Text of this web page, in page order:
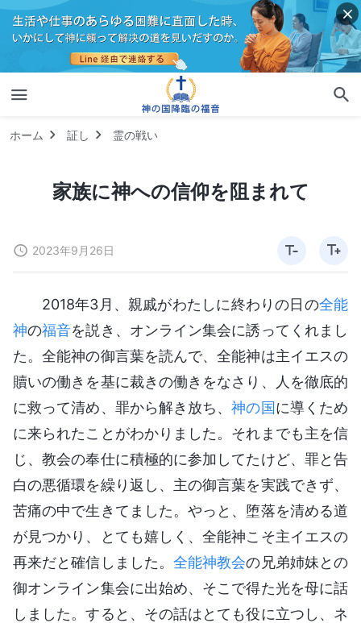
ホーム 証し 霊の戦い
家族に神への信仰を阻まれて
2023年9月26日
2018年3月、親戚がわたしに終わりの日の全能
神の福音を説き、オンライン集会に誘ってくれまし
た。全能神の御言葉を読んで、全能神は主イエスの
贖いの働きを基に裁きの働きをなさり、人を徹底的
に救って清め、罪から解き放ち、神の国に導くため
に来られたことがわかりました。それまでも主を信
じ、教会の奉仕に積極的に参加してたけど、罪と告
白の悪循環を繰り返し、主の御言葉を実践できず、
苦痛の中で生きてました。やっと、堕落を清める道
が見つかり、とても嬉しく、全能神こそ主イエスの
再来だと確信しました。 全能神教会の兄弟姉妹との
御オンライン集会に出始め、そこで得た光を母に話
しました。すると、その話はとても役に立つし、ネ